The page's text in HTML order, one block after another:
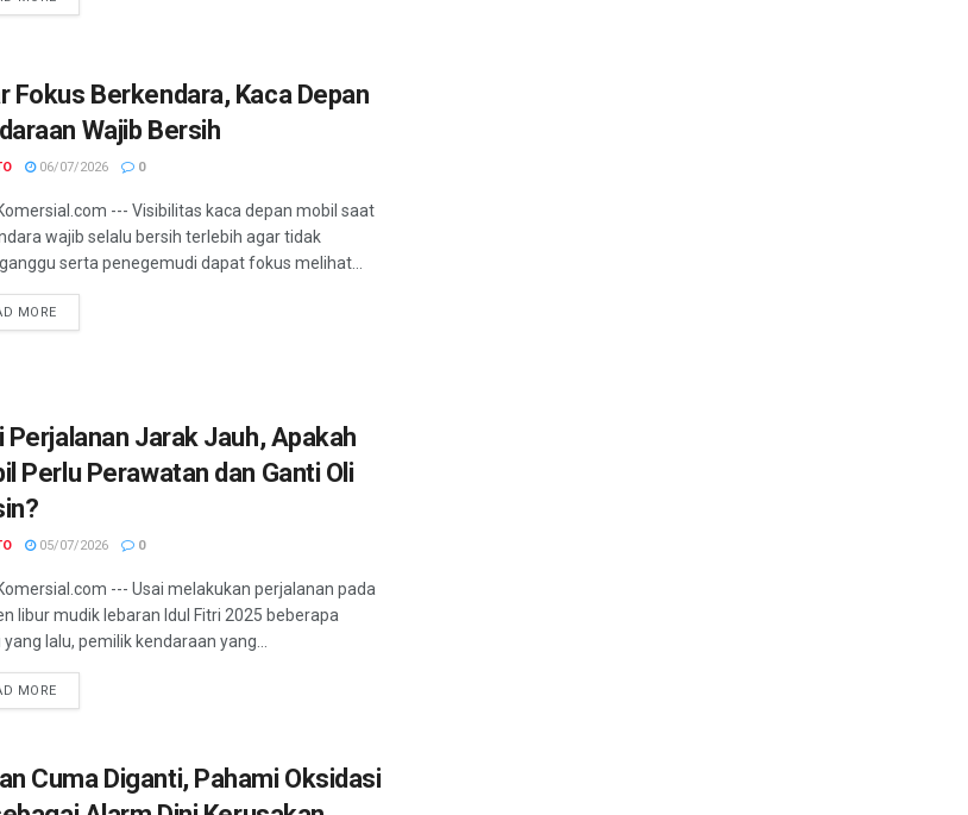
Fokus Berkendara, Kaca Depan
Wajib Bersih
06/07/2026 0
--- Visibilitas kaca depan mobil saat
wajib selalu bersih terlebih agar tidak
serta penegemudi dapat fokus melihat...
MORE
Perjalanan Jarak Jauh, Apakah
Perlu Perawatan dan Ganti Oli
05/07/2026 0
--- Usai melakukan perjalanan pada
libur mudik lebaran Idul Fitri 2025 beberapa
lalu, pemilik kendaraan yang...
MORE
Cuma Diganti, Pahami Oksidasi